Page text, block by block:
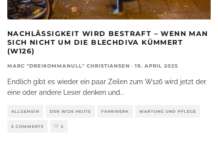
NACHLÄSSIGKEIT WIRD BESTRAFT – WENN MAN
SICH NICHT UM DIE BLECHDIVA KÜMMERT
(W126)
MARC "DREIKOMMANULL" CHRISTIANSEN · 19. APRIL 2025
Endlich gibt es wieder ein paar Zeilen zum W126 wird jetzt der
eine oder andere Leser denken und...
ALLGEMEIN DER W126 HEUTE FAHRWERK WARTUNG UND PFLEGE
5 COMMENTS 2